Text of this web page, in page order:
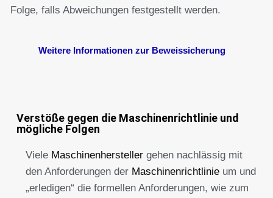
Folge, falls Abweichungen festgestellt werden.
Weitere Informationen zur Beweissicherung
Verstöße gegen die Maschinenrichtlinie und
mögliche Folgen
Viele Maschinenhersteller gehen nachlässig mit
den Anforderungen der Maschinenrichtlinie um und
„erledigen“ die formellen Anforderungen, wie zum